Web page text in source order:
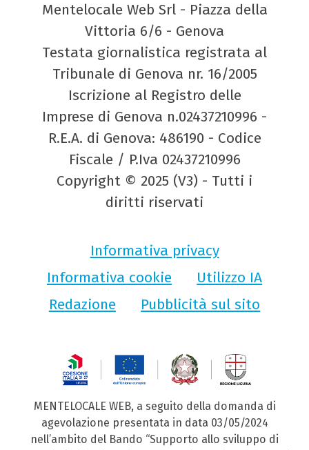
Mentelocale Web Srl - Piazza della
Vittoria 6/6 - Genova
Testata giornalistica registrata al
Tribunale di Genova nr. 16/2005
Iscrizione al Registro delle
Imprese di Genova n.02437210996 -
R.E.A. di Genova: 486190 - Codice
Fiscale / P.Iva 02437210996
Copyright © 2025 (V3) - Tutti i
diritti riservati
Informativa privacy
Informativa cookie
Utilizzo IA
Redazione
Pubblicità sul sito
MENTELOCALE WEB, a seguito della domanda di
agevolazione presentata in data 03/05/2024
nell’ambito del Bando “Supporto allo sviluppo di